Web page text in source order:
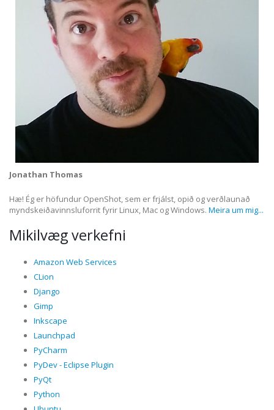
Jonathan Thomas
Hæ! Ég er höfundur OpenShot, sem er frjálst, opið og verðlaunað
myndskeiðavinnsluforrit fyrir Linux, Mac og Windows. Meira um mig...
Mikilvæg verkefni
Amazon Web Services
CLion
Django
Gimp
Inkscape
Launchpad
PyCharm
PyDev - Eclipse Plugin
PyQt
Python